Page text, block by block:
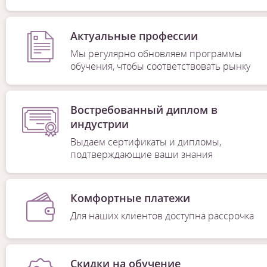
Актуальные профессии
Мы регулярно обновляем программы
обучения, чтобы соответствовать рынку
Востребованный диплом в
индустрии
Выдаем сертификаты и дипломы,
подтверждающие ваши знания
Комфортные платежи
Для наших клиентов доступна рассрочка
Скидки на обучение